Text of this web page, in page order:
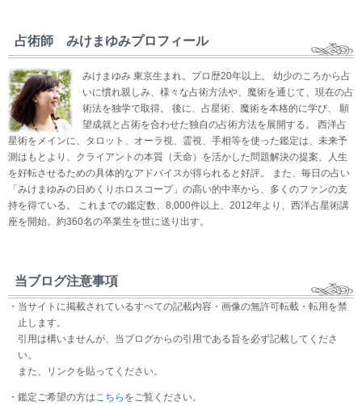
占術師 みけまゆみプロフィール
みけまゆみ 東京生まれ。プロ歴20年以上。 幼少のころから占
いに慣れ親しみ、様々な占術方法や、魔術を通じて、現在の占
術法を独学で取得。 後に、占星術、魔術を本格的に学び、 願
望成就と占術を合わせた独自の占術方法を展開する。 西洋占
星術をメインに、タロット、オーラ視、霊視、手相等を使った鑑定は、未来予
測はもとより、クライアントの本質（天命）を活かした問題解決の提案、人生
を好転させるための具体的なアドバイスが得られると好評。 また、毎日の占い
「みけまゆみの日めくりホロスコープ」の高い的中率から、多くのファンの支
持を得ている。 これまでの鑑定数、8,000件以上、2012年より、西洋占星術講
座を開始。約360名の卒業生を世に送り出す。
当ブログ注意事項
・当サイトに掲載されているすべての記載内容・画像の無許可転載・転用を禁
止します。
引用は構いませんが、当ブログからの引用である旨を必ず記載してくださ
い。
また、リンクを貼ってください。
・鑑定ご希望の方はこちら をご覧ください。